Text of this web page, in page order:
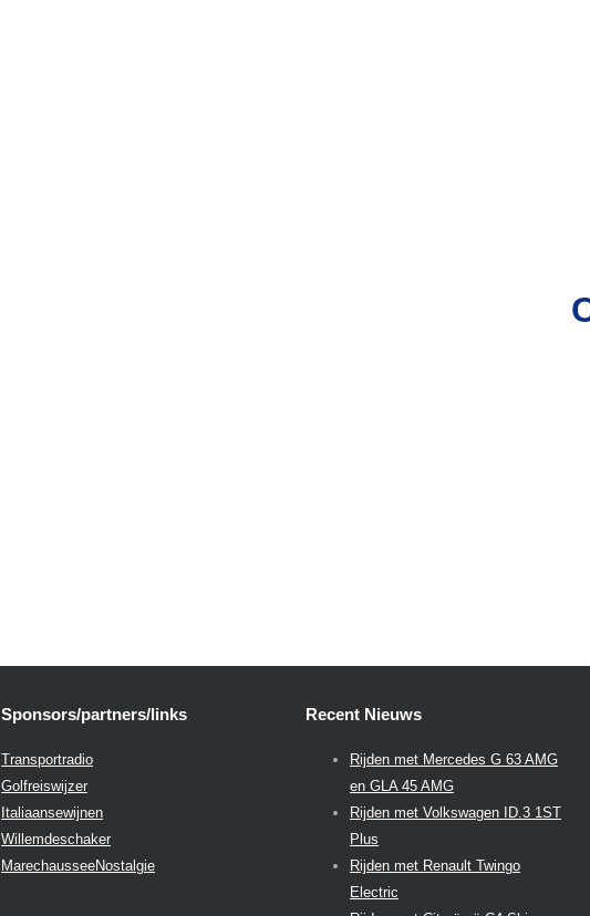
Sponsors/partners/links
Transportradio
Golfreiswijzer
Italiaansewijnen
Willemdeschaker
MarechausseeNostalgie
Recent Nieuws
Rijden met Mercedes G 63 AMG
en GLA 45 AMG
Rijden met Volkswagen ID.3 1ST
Plus
Rijden met Renault Twingo
Electric